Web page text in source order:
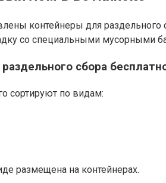
контейнеры для
со специальными мусорными
сбора
сортируют по видам:
размещена на контейнерах.